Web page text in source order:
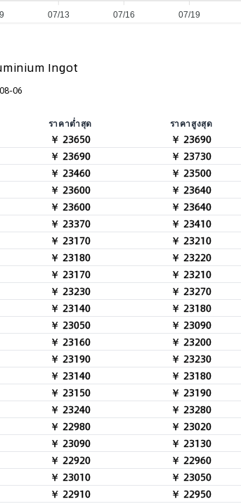
07/13 07/16 07/19
Ingot
06
ราคาต่ำสุด ราคาสูงสุด
￥ 23650 ￥ 23690
￥ 23690 ￥ 23730
￥ 23460 ￥ 23500
￥ 23600 ￥ 23640
￥ 23600 ￥ 23640
￥ 23370 ￥ 23410
￥ 23170 ￥ 23210
￥ 23180 ￥ 23220
￥ 23170 ￥ 23210
￥ 23230 ￥ 23270
￥ 23140 ￥ 23180
￥ 23050 ￥ 23090
￥ 23160 ￥ 23200
￥ 23190 ￥ 23230
￥ 23140 ￥ 23180
￥ 23150 ￥ 23190
￥ 23240 ￥ 23280
￥ 22980 ￥ 23020
￥ 23090 ￥ 23130
￥ 22920 ￥ 22960
￥ 23010 ￥ 23050
￥ 22910 ￥ 22950